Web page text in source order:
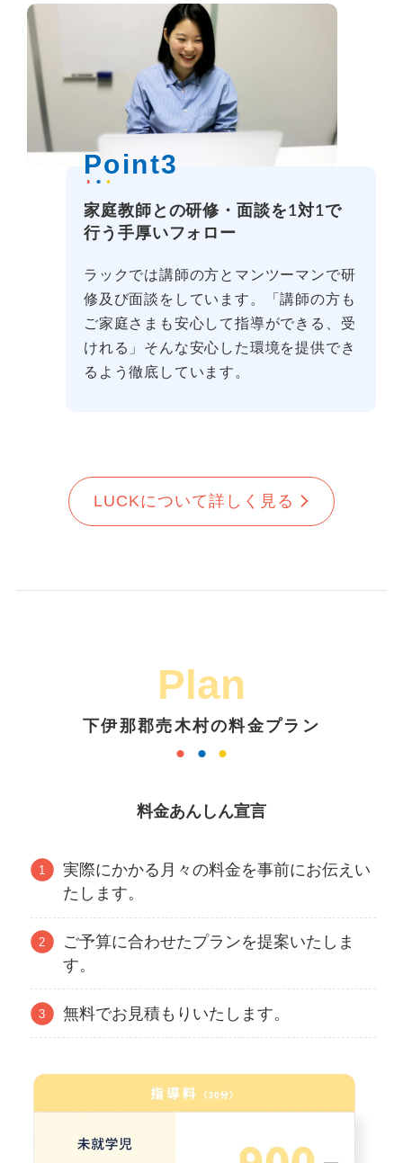
Point3
家庭教師との研修・面談を1対1で
行う手厚いフォロー
ラックでは講師の方とマンツーマンで研
修及び面談をしています。「講師の方も
ご家庭さまも安心して指導ができる、受
けれる」そんな安心した環境を提供でき
るよう徹底しています。
LUCKについて詳しく見る
Plan
下伊那郡売木村の料金プラン
料金あんしん宣言
実際にかかる月々の料金を事前にお伝えい
たします。
ご予算に合わせたプランを提案いたしま
す。
無料でお見積もりいたします。